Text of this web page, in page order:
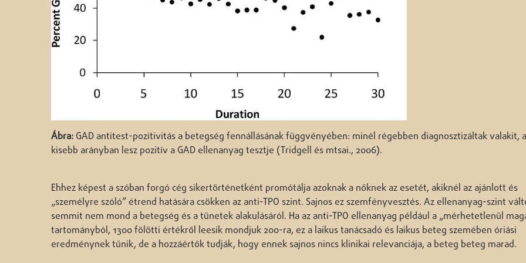
Ábra: GAD antitest-pozitivitás a betegség fennállásának függvényében: minél régebben diagnosztizáltak valakit,
kisebb arányban lesz pozitív a GAD ellenanyag tesztje (Tridgell és mtsai., 2006).
Ehhez képest a szóban forgó cég sikertörténetként promótálja azoknak a nőknek az esetét, akiknél az ajánlott és
„személyre szóló” étrend hatására csökken az anti-TPO szint. Sajnos ez szemfényvesztés. Az ellenanyag-szint
semmit nem mond a betegség és a tünetek alakulásáról. Ha az anti-TPO ellenanyag például a „mérhetetlenül
tartományból, 1300 fölötti értékről leesik mondjuk 200-ra, ez a laikus tanácsadó és laikus beteg szemében óriási
eredménynek tűnik, de a hozzáértők tudják, hogy ennek sajnos nincs klinikai relevanciája, a beteg beteg marad.